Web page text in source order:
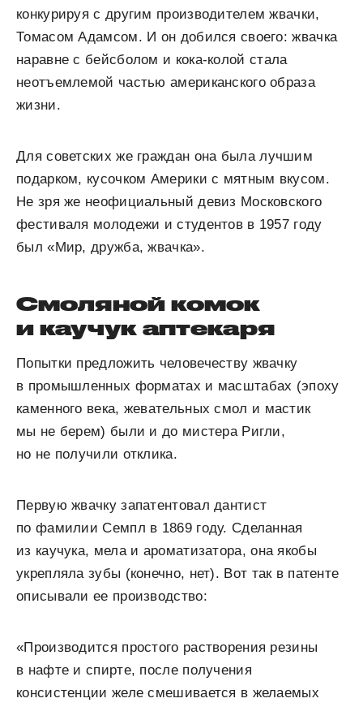
конкурируя с другим производителем жвачки,
Томасом Адамсом. И он добился своего: жвачка
наравне с бейсболом и кока-колой стала
неотъемлемой частью американского образа
жизни.
Для советских же граждан она была лучшим
подарком, кусочком Америки с мятным вкусом.
Не зря же неофициальный девиз Московского
фестиваля молодежи и студентов в 1957 году
был «Мир, дружба, жвачка».
Смоляной комок
и каучук аптекаря
Попытки предложить человечеству жвачку
в промышленных форматах и масштабах (эпоху
каменного века, жевательных смол и мастик
мы не берем) были и до мистера Ригли,
но не получили отклика.
Первую жвачку запатентовал дантист
по фамилии Семпл в 1869 году. Сделанная
из каучука, мела и ароматизатора, она якобы
укрепляла зубы (конечно, нет). Вот так в патенте
описывали ее производство:
«Производится простого растворения резины
в нафте и спирте, после получения
консистенции желе смешивается в желаемых